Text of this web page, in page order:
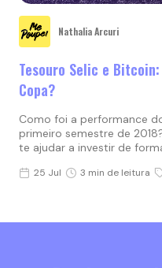
Nathalia Arcuri
Tesouro Selic e
Copa?
Como foi a performance
primeiro semestre de
te ajudar a investir de
25 Jul 3 min de leitura